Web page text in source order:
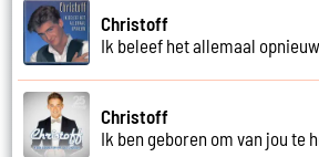
Christoff
Ik beleef het allemaal opnieuw
Christoff
Ik ben geboren om van jou te